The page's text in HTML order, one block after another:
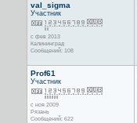
val_sigma
Участник
с фев 2013
Калининград
Сообщений: 108
Prof61
Участник
с ноя 2009
Рязань
Сообщений: 622